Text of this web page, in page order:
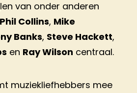
van onder anderen
Phil Collins, Mike
Banks, Steve Hackett,
en Ray Wilson centraal.
muziekliefhebbers mee